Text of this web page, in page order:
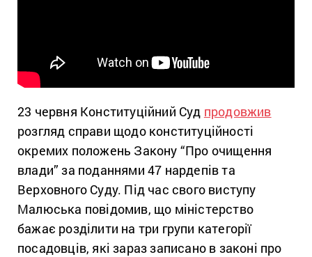
23 червня Конституційний Суд продовжив
розгляд справи щодо конституційності
окремих положень Закону “Про очищення
влади” за поданнями 47 нардепів та
Верховного Суду. Під час свого виступу
Малюська повідомив, що міністерство
бажає розділити на три групи категорії
посадовців, які зараз записано в законі про